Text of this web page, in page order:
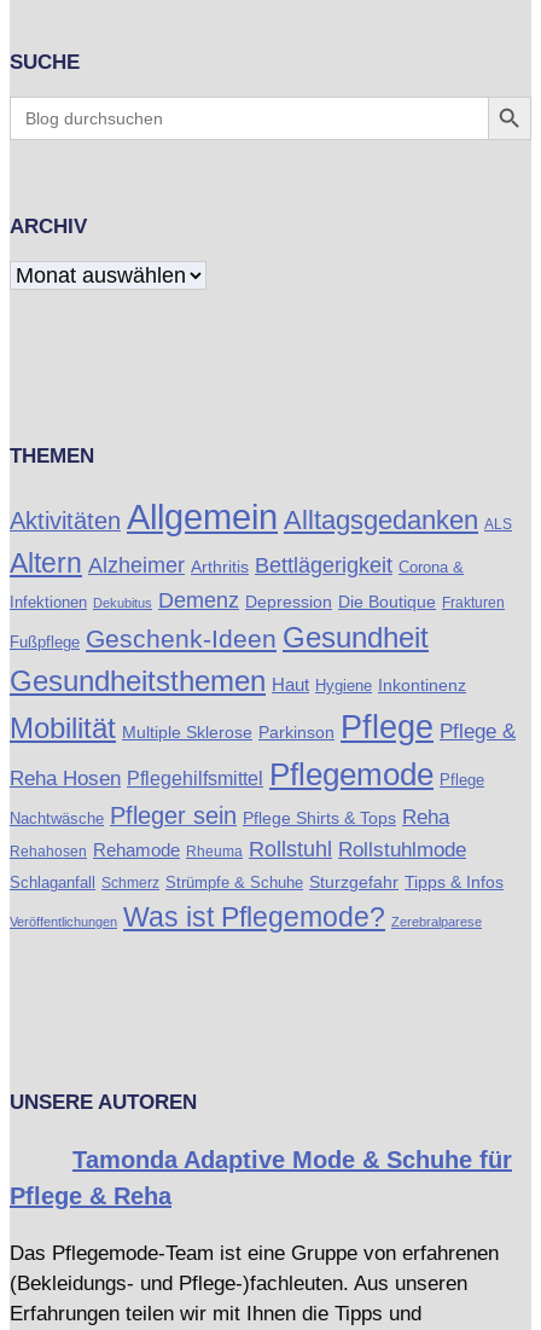
SUCHE
Search
for:
Search
ARCHIV
Archiv
THEMEN
Aktivitäten Allgemein Alltagsgedanken ALS
Altern Alzheimer Arthritis Bettlägerigkeit Corona &
Infektionen Dekubitus Demenz Depression Die Boutique Frakturen
Fußpflege Geschenk-Ideen Gesundheit
Gesundheitsthemen Haut Hygiene Inkontinenz
Mobilität Multiple Sklerose Parkinson Pflege Pflege &
Reha Hosen Pflegehilfsmittel Pflegemode Pflege
Nachtwäsche Pfleger sein Pflege Shirts & Tops Reha
Rehahosen Rehamode Rheuma Rollstuhl Rollstuhlmode
Schlaganfall Schmerz Strümpfe & Schuhe Sturzgefahr Tipps & Infos
Veröffentlichungen Was ist Pflegemode? Zerebralparese
UNSERE AUTOREN
Tamonda Adaptive Mode & Schuhe für
Pflege & Reha
Das Pflegemode-Team ist eine Gruppe von erfahrenen
(Bekleidungs- und Pflege-)fachleuten. Aus unseren
Erfahrungen teilen wir mit Ihnen die Tipps und